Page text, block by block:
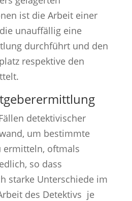
ist die Arbeit einer
unauffällig eine
durchführt und den
respektive den
detektivischer
um bestimmte
ermitteln, oftmals
so dass
starke Unterschiede im
des Detektivs je